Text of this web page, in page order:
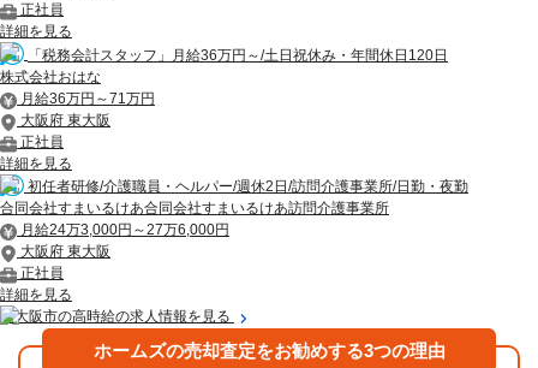
正社員
詳細を見る
「税務会計スタッフ」月給36万円～/土日祝休み・年間休日120日
株式会社おはな
月給36万円～71万円
大阪府 東大阪
正社員
詳細を見る
初任者研修/介護職員・ヘルパー/週休2日/訪問介護事業所/日勤・夜勤
合同会社すまいるけあ合同会社すまいるけあ訪問介護事業所
月給24万3,000円～27万6,000円
大阪府 東大阪
正社員
詳細を見る
東大阪市の高時給の求人情報を見る
ホームズの売却査定をお勧めする3つの理由